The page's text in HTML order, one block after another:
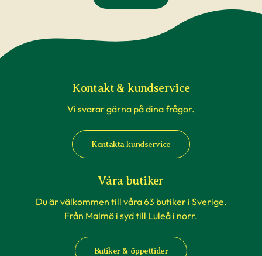
Kontakt & kundservice
Vi svarar gärna på dina frågor.
Kontakta kundservice
Våra butiker
Du är välkommen till våra 63 butiker i Sverige.
Från Malmö i syd till Luleå i norr.
Butiker & öppettider